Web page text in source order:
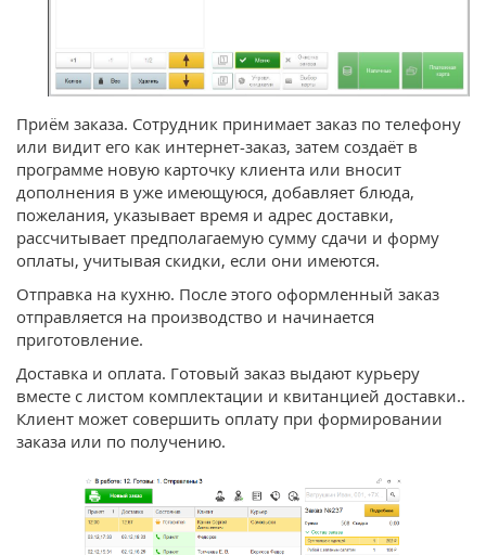
Приём заказа. Сотрудник принимает заказ по телефону
или видит его как интернет-заказ, затем создаёт в
программе новую карточку клиента или вносит
дополнения в уже имеющуюся, добавляет блюда,
пожелания, указывает время и адрес доставки,
рассчитывает предполагаемую сумму сдачи и форму
оплаты, учитывая скидки, если они имеются.
Отправка на кухню. После этого оформленный заказ
отправляется на производство и начинается
приготовление.
Доставка и оплата. Готовый заказ выдают курьеру
вместе с листом комплектации и квитанцией доставки..
Клиент может совершить оплату при формировании
заказа или по получению.